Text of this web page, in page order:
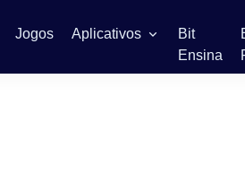
Jogos Aplicativos
Bit
Ensina